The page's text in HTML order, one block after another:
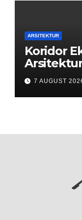
ARSITEKTUR
Koridor
dengan
7 AUGUST